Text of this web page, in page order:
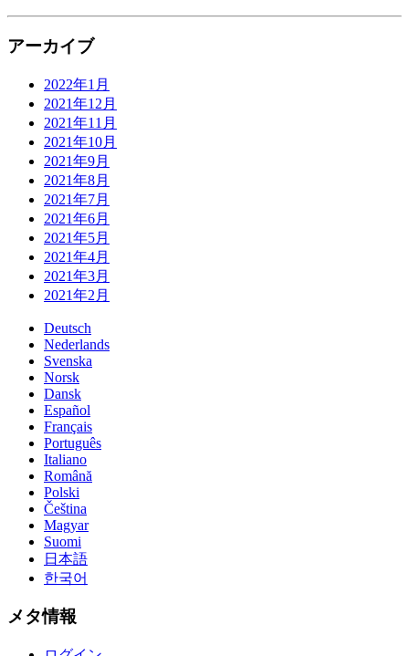
アーカイブ
2022年1月
2021年12月
2021年11月
2021年10月
2021年9月
2021年8月
2021年7月
2021年6月
2021年5月
2021年4月
2021年3月
2021年2月
Deutsch
Nederlands
Svenska
Norsk
Dansk
Español
Français
Português
Italiano
Română
Polski
Čeština
Magyar
Suomi
日本語
한국어
メタ情報